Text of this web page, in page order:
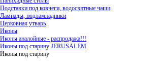
Подставки под ковчеги, водосвятные чаши
Лампады, подлампадники
Церковная утварь
Иконы
Иконы аналойные - распродажа!!!
Иконы под старину JERUSALEM
Иконы под старину